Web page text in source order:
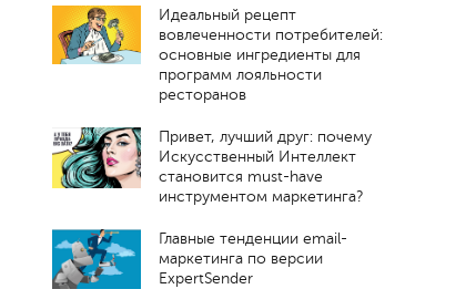
Идеальный рецепт
вовлеченности потребителей:
основные ингредиенты для
программ лояльности
ресторанов
Привет, лучший друг: почему
Искусственный Интеллект
становится must-have
инструментом маркетинга?
Главные тенденции email-
маркетинга по версии
ExpertSender